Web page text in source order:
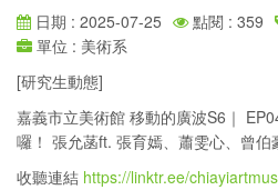
日期 : 2025-07-25 點閱 : 359
單位 : 美術系
[研究生動態]
嘉義市立美術館 移動的廣波S6｜
囉！ 張允菡ft. 張育嫣、蕭雯心、曾伯
收聽連結 https://linktr.ee/